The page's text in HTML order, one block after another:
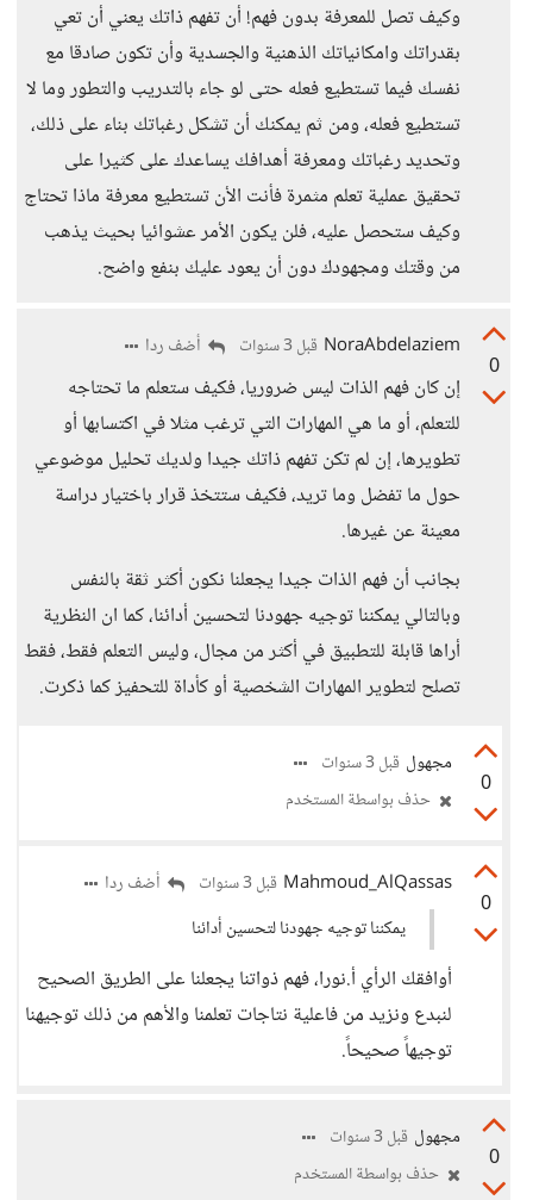
وكيف تصل للمعرفة بدون فهم! أن تفهم ذاتك يعني أن تعي
بقدراتك وامكانياتك الذهنية والجسدية وأن تكون صادقا مع
نفسك فيما تستطيع فعله حتى لو جاء بالتدريب والتطور وما لا
تستطيع فعله، ومن ثم يمكنك أن تشكل رغباتك بناء على ذلك،
وتحديد رغباتك ومعرفة أهدافك يساعدك على كثيرا على
تحقيق عملية تعلم مثمرة فأنت الأن تستطيع معرفة ماذا تحتاج
وكيف ستحصل عليه، فلن يكون الأمر عشوائيا بحيث يذهب
من وقتك ومجهودك دون أن يعود عليك بنفع واضح.
0
NoraAbdelaziem قبل 3 سنوات أضف ردا
إن كان فهم الذات ليس ضروريا، فكيف ستعلم ما تحتاجه
للتعلم، أو ما هي المهارات التي ترغب مثلا في اكتسابها أو
تطويرها، إن لم تكن تفهم ذاتك جيدا ولديك تحليل موضوعي
حول ما تفضل وما تريد، فكيف ستتخذ قرار باختيار دراسة
معينة عن غيرها.
بجانب أن فهم الذات جيدا يجعلنا نكون أكثر ثقة بالنفس
وبالتالي يمكننا توجيه جهودنا لتحسين أدائنا، كما ان النظرية
أراها قابلة للتطبيق في أكثر من مجال، وليس التعلم فقط، فقط
تصلح لتطوير المهارات الشخصية أو كأداة للتحفيز كما ذكرت.
0
مجهول قبل 3 سنوات
حذف بواسطة المستخدم
0
Mahmoud_AlQassas قبل 3 سنوات
أضف ردا
يمكننا توجيه جهودنا لتحسين أدائنا
أوافقك الرأي أ.نورا، فهم ذواتنا يجعلنا على الطريق الصحيح
لنبدع ونزيد من فاعلية نتاجات تعلمنا والأهم من ذلك توجيهنا
توجيهاً صحيحاً.
0
مجهول قبل 3 سنوات
حذف بواسطة المستخدم